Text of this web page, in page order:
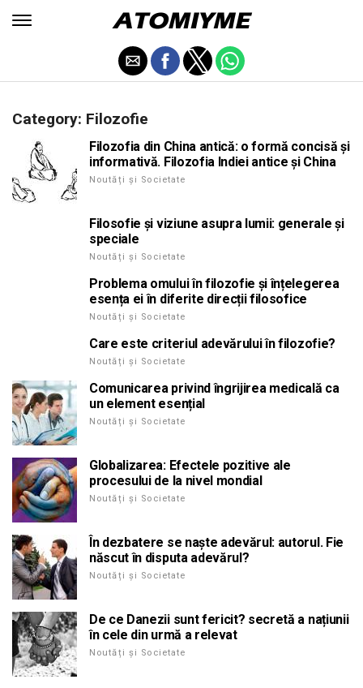
Category: Filozofie
Filozofia din China antică: o formă concisă și
informativă. Filozofia Indiei antice și China
Noutăți și Societate
Filosofie și viziune asupra lumii: generale și
speciale
Noutăți și Societate
Problema omului în filozofie și înțelegerea
esența ei în diferite direcții filosofice
Noutăți și Societate
Care este criteriul adevărului în filozofie?
Noutăți și Societate
Comunicarea privind îngrijirea medicală ca
un element esențial
Noutăți și Societate
Globalizarea: Efectele pozitive ale
procesului de la nivel mondial
Noutăți și Societate
În dezbatere se naște adevărul: autorul. Fie
născut în disputa adevărul?
Noutăți și Societate
De ce Danezii sunt fericit? secretă a națiunii
în cele din urmă a relevat
Noutăți și Societate